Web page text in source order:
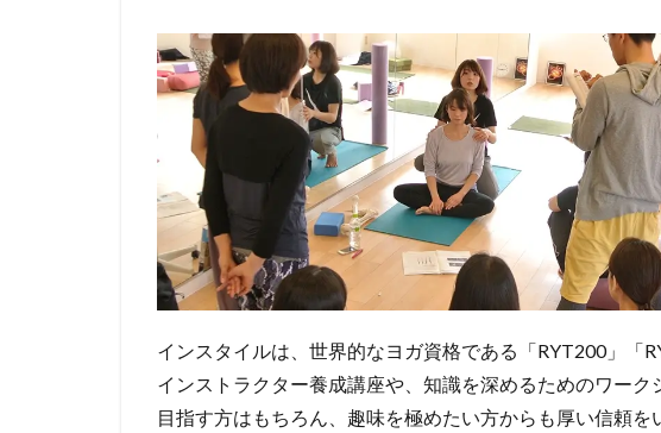
2.3
③ 全米ヨガア
ライアンス
（RYT200/RYT500）
正式認定スタジオの
実績
3
多
彩
な
レ
ッ
ン
プ
インスタイルは、世界的なヨガ資格である「RYT200」「
インストラクター養成講座や、知識を深めるためのワー
目指す方はもちろん、趣味を極めたい方からも厚い信頼を